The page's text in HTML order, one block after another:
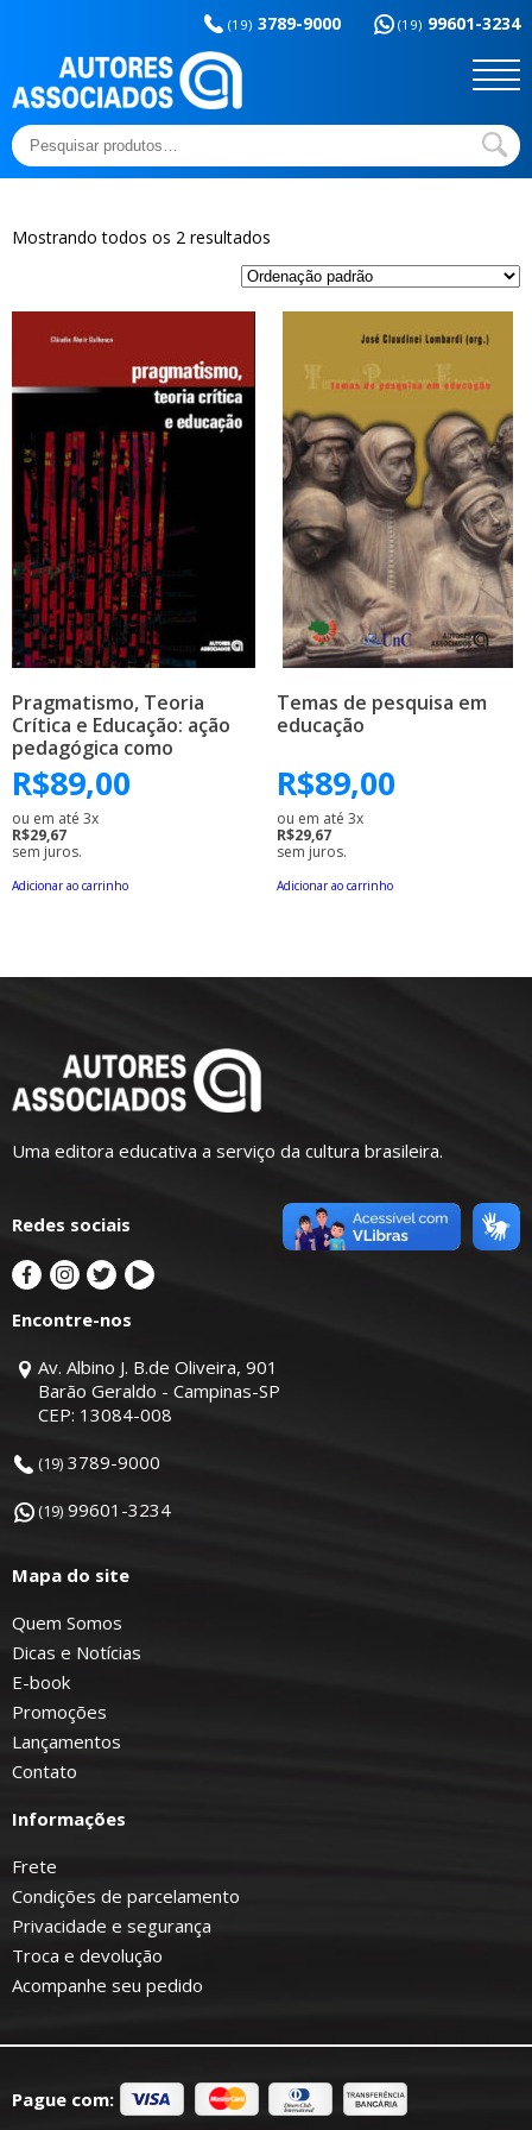
(19) 3789-9000 (19) 99601-3234
Pesquisar
por:
educação
Outros títulos
Sem categoria
Temas básicos
Mostrando todos os 2 resultados
Pragmatismo, Teoria
Crítica e Educação: ação
pedagógica como
mediação de significados
R$89,00
ou em até 3x
R$29,67
sem juros.
Adicionar ao carrinho
Temas de pesquisa em
educação
R$89,00
ou em até 3x
R$29,67
sem juros.
Adicionar ao carrinho
Uma editora educativa a serviço da cultura brasileira.
Redes sociais
Encontre-nos
Av. Albino J. B.de Oliveira, 901
Barão Geraldo - Campinas-SP
CEP: 13084-008
(19) 3789-9000
(19) 99601-3234
Mapa do site
Quem Somos
Dicas e Notícias
E-book
Promoções
Lançamentos
Contato
Informações
Frete
Condições de parcelamento
Privacidade e segurança
Troca e devolução
Acompanhe seu pedido
Pague com: